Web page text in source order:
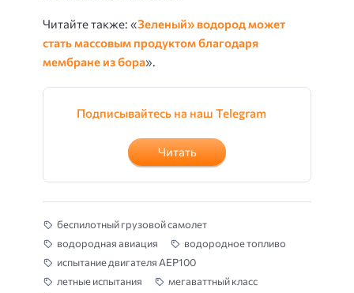
Читайте также: «Зеленый» водород может
стать массовым продуктом благодаря
мембране из бора».
Подписывайтесь на наш Telegram
Читать
беспилотный грузовой самолет
водородная авиация
водородное топливо
испытание двигателя AEP100
летные испытания
мегаваттный класс